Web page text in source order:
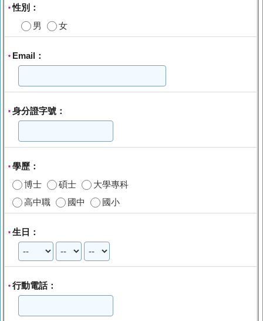
*性別：
男
女
* Email：
* 身分證字號：
* 學歷：
博士
碩士
大學專科
高中職
國中 國小
* 生日：
* 行動電話：